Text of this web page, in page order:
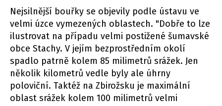
Nejsilnější bouřky se objevily podle ústavu ve
velmi úzce vymezených oblastech. "Dobře to lze
ilustrovat na případu velmi postižené šumavské
obce Stachy. V jejím bezprostředním okolí
spadlo patrně kolem 85 milimetrů srážek. Jen
několik kilometrů vedle byly ale úhrny
poloviční. Taktéž na Zbirožsku je maximální
oblast srážek kolem 100 milimetrů velmi